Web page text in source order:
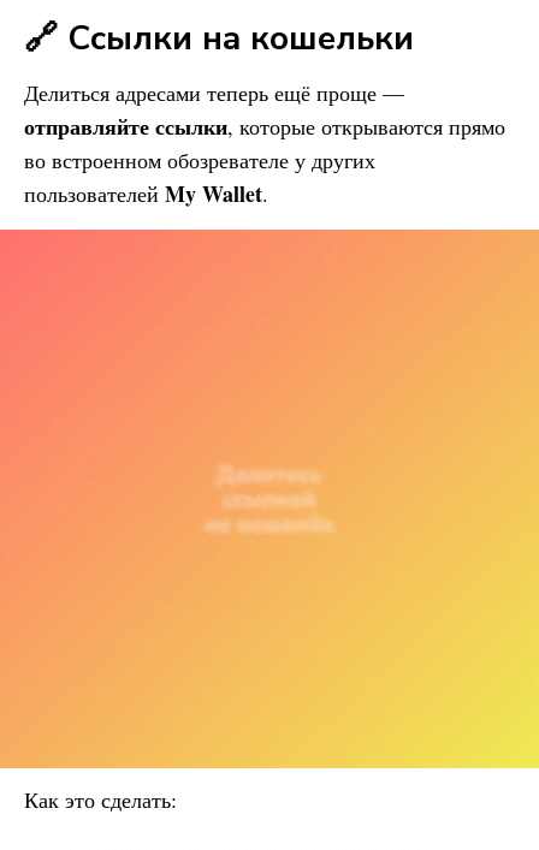
🔗 Ссылки на кошельки
Делиться адресами теперь ещё проще —
отправляйте ссылки, которые открываются прямо
во встроенном обозревателе у других
пользователей My Wallet.
Как это сделать: